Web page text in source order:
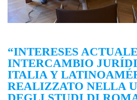
“INTERESES
INTERCAMBIO
ITALIA Y
REALIZZATO NELLA
DEGLI STUDI DI